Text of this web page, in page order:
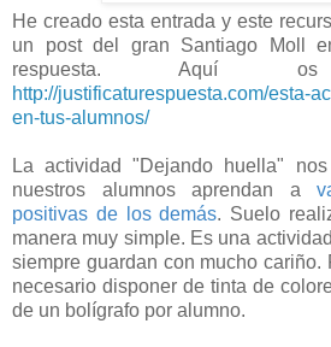
He creado esta entrada y este
un post del gran Santiago Moll
respuesta.
http://justificaturespuesta.com/esta-
en-tus-alumnos/
La actividad "Dejando huella"
nuestros alumnos aprendan a
positivas de los demás. Suelo
manera muy simple. Es una
siempre guardan con mucho
necesario disponer de tinta de
de un bolígrafo por alumno.